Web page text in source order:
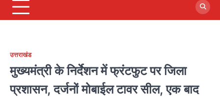
उत्तराखंड
मुख्यमंत्री के निर्देशन में फ्रंटफुट पर जिला
प्रशासन, दर्जनों मोबाईल टावर सील, एक बाद